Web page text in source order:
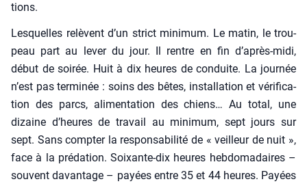
tions.
Les­quelles relèvent d’un strict mini­mum. Le matin, le trou­
peau part au lever du jour. Il rentre en fin d’après-midi,
début de soi­rée. Huit à dix heures de conduite. La jour­née
n’est pas ter­mi­née : soins des bêtes, ins­tal­la­tion et véri­fi­ca­
tion des parcs, ali­men­ta­tion des chiens… Au total, une
dizaine d’heures de tra­vail au mini­mum, sept jours sur
sept. Sans comp­ter la res­pon­sa­bi­li­té de « veilleur de nuit »,
face à la pré­da­tion. Soixante-dix heures heb­do­ma­daires –
sou­vent davan­tage – payées entre 35 et 44 heures. Payées